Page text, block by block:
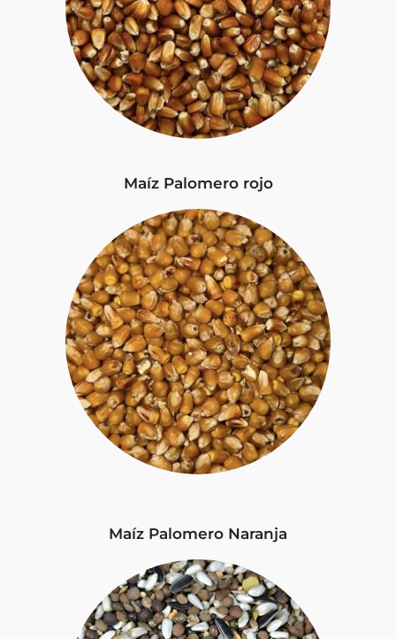
Maíz Palomero rojo
Maíz Palomero Naranja